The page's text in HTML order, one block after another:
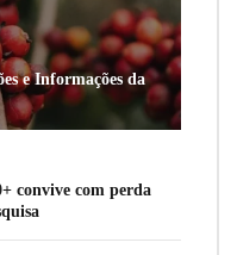
e Informações da
convive com perda